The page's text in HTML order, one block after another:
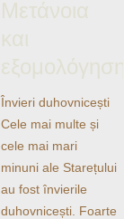
Mετάνοια
και
εξομολόγηση
Învieri duhovnicești
Cele mai multe și
cele mai mari
minuni ale Starețului
au fost învierile
duhovnicești. Foarte